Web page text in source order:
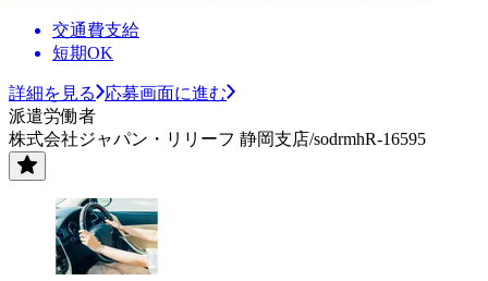
交通費支給
短期OK
詳細を見る
応募画面に進む
派遣労働者
株式会社ジャパン・リリーフ 静岡支店/sodrmhR-16595